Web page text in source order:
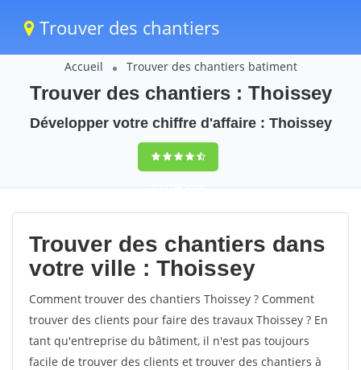
Trouver des chantiers
Accueil Trouver des chantiers batiment
Trouver des chantiers : Thoissey
Développer votre chiffre d'affaire : Thoissey
9,5(100%)56
votes
Trouver des chantiers dans
votre ville : Thoissey
Comment trouver des chantiers Thoissey ? Comment
trouver des clients pour faire des travaux Thoissey ? En
tant qu'entreprise du bâtiment, il n'est pas toujours
facile de trouver des clients et trouver des chantiers à